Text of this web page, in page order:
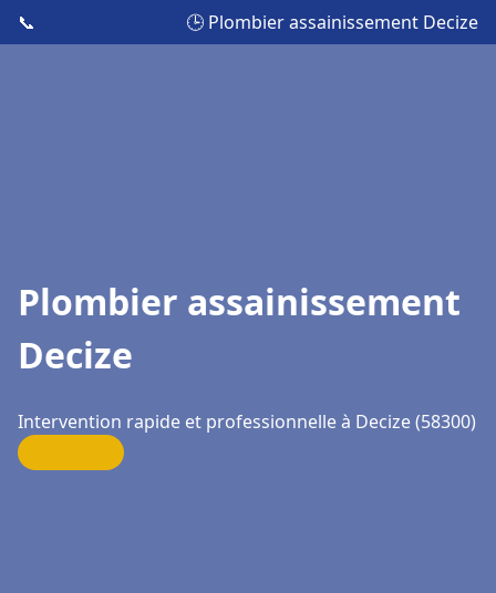
📞 🕒 Plombier assainissement Decize
Plombier assainissement
Decize
Intervention rapide et professionnelle à Decize (58300)